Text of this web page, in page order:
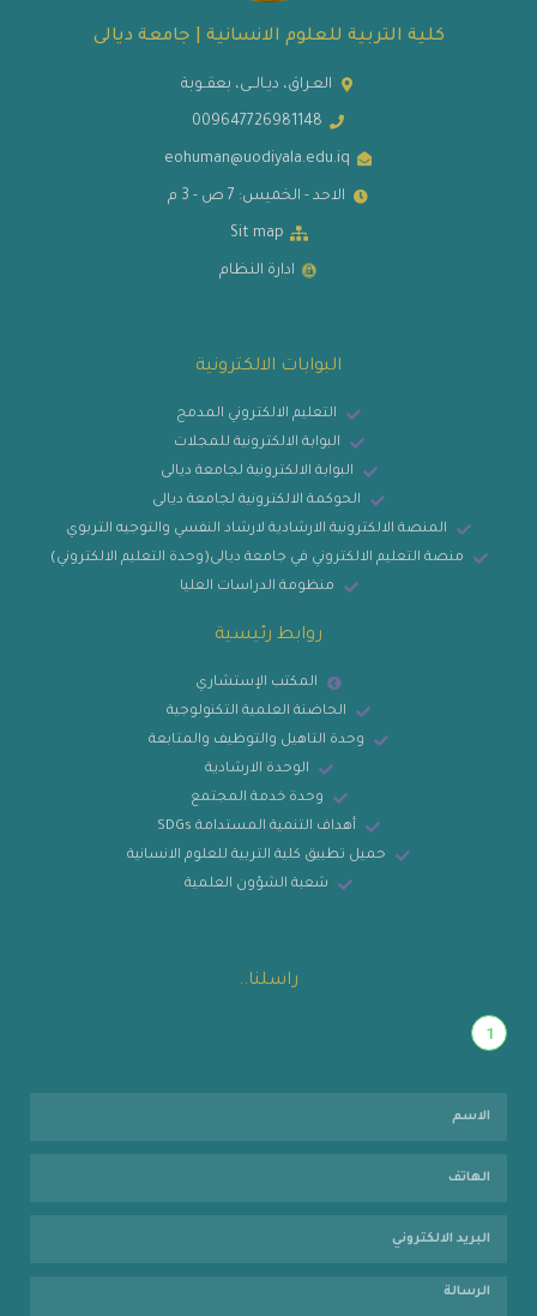
كلية التربية للعلوم الانسانية | جامعة ديالى
العـراق، ديـالــى، بعقــوبة
009647726981148
eohuman@uodiyala.edu.iq
الاحد - الخميس: 7 ص - 3 م
Sit map
ادارة النظام
البوابات الالكترونية
التعليم الالكتروني المدمج
البوابة الالكترونية للمجلات
البوابة الالكترونية لجامعة ديالى
الحوكمة الالكترونية لجامعة ديالى
المنصة الالكترونية الارشادية لارشاد النفسي والتوجيه التربوي
منصة التعليم الالكتروني في جامعة ديالى(وحدة التعليم الالكتروني)
منظومة الدراسات العليا
روابط رئيسية
المكتب الإستشاري
الحاضنة العلمية التكنولوجية
وحدة التاهيل والتوظيف والمتابعة
الوحدة الارشادية
وحدة خدمة المجتمع
أهداف التنمية المستدامة SDGs
حميل تطبيق كلية التربية للعلوم الانسانية
شعبة الشؤون العلمية
راسلنا..
1